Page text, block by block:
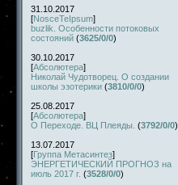
31.10.2017
[NosceTeIpsum]
buzlik. Особенности потоковых
состояний (3625/0/0)
30.10.2017
[Абсолютера]
Николай Чудотворец. О создании
школы эзотерики (3810/0/0)
25.08.2017
[Абсолютера]
О Переходе. ВЦ Плеяды. (3792/0/0)
13.07.2017
[Группа Метасинтез]
ЭНЕРГЕТИЧЕСКИЙ ПРОГНОЗ на
июль 2017 г. (3528/0/0)